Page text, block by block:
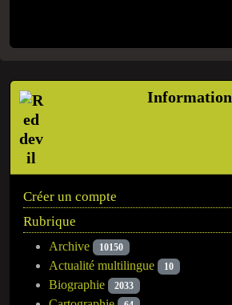
Information
Créer un compte
Rubrique
Archive 10150
Actualité multilingue 10
Biographie 2033